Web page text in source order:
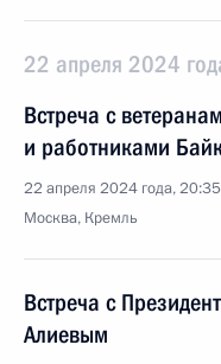
22 апреля 2024
Встреча с
и работниками
22 апреля 2024 года, 20:35
Москва, Кремль
Встреча с
Алиевым